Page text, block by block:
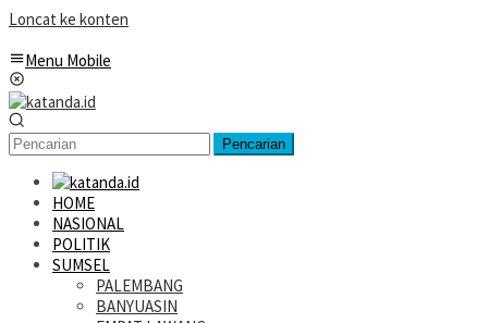
Loncat ke konten
Menu Mobile
Pencarian
HOME
NASIONAL
POLITIK
SUMSEL
PALEMBANG
BANYUASIN